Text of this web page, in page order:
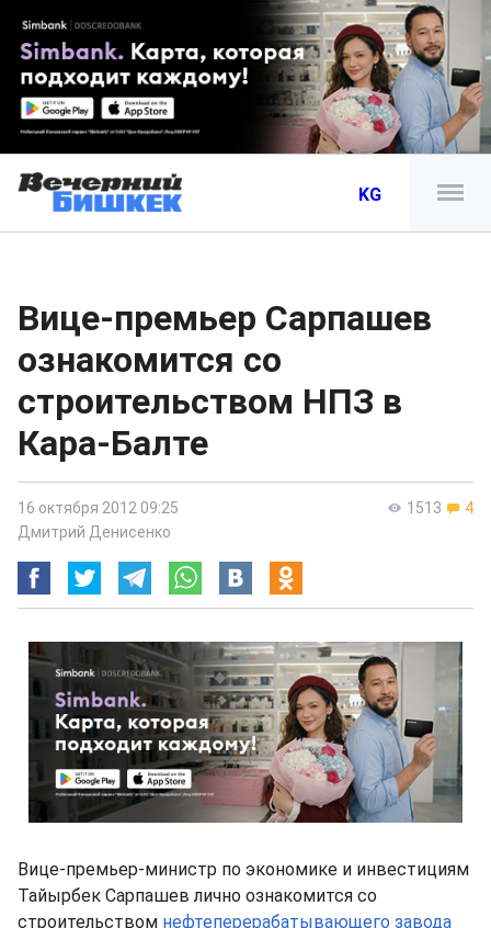
KG
Вице-премьер Сарпашев
ознакомится со
строительством НПЗ в
Кара-Балте
1513 4
16 октября 2012 09:25
Дмитрий Денисенко
Вице-премьер-министр по экономике и инвестициям
Тайырбек Сарпашев лично ознакомится со
строительством нефтеперерабатывающего завода